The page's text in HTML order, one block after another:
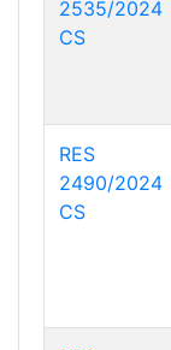
2535/2024
CS
RES
2490/2024
CS